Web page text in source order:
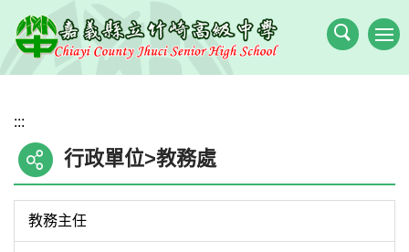
到
主
要
容
區
:::
行政單位>教務處
教務主任